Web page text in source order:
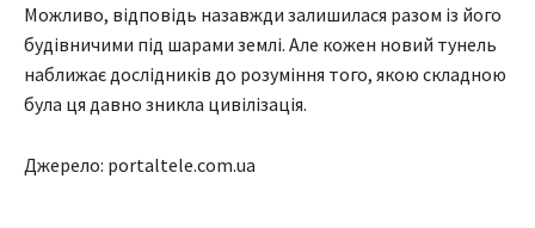
Можливо, відповідь назавжди залишилася разом із його
будівничими під шарами землі. Але кожен новий тунель
наближає дослідників до розуміння того, якою складною
була ця давно зникла цивілізація.
Джерело: portaltele.com.ua